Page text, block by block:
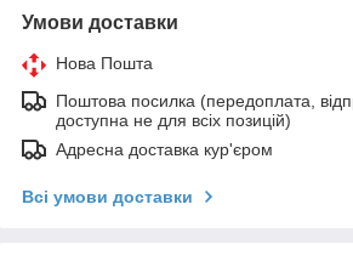
Умови доставки
Нова Пошта
Поштова посилка (передоплата,
доступна не для всіх позицій)
Адресна доставка кур'єром
Всі умови доставки